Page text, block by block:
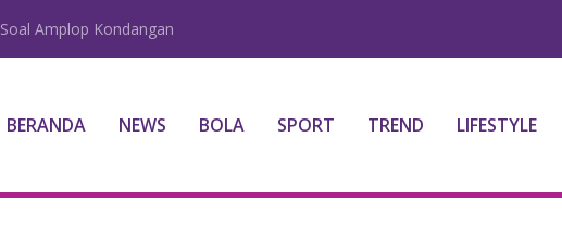
Amplop Kondangan
BERANDA NEWS BOLA SPORT TREND LIFESTYLE